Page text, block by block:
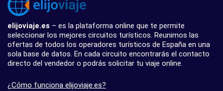
elijoviaje.es – es la plataforma online que te permite
seleccionar los mejores circuitos turísticos. Reunimos las
ofertas de todos los operadores turísticos de España en una
sola base de datos. En cada circuito encontrarás el contacto
directo del vendedor o podrás solicitar tu viaje online.
¿Cómo funciona elijoviaje.es?